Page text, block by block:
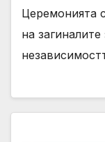
Церемонията
на